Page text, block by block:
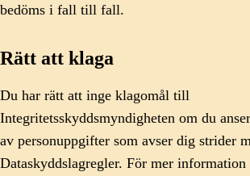
bedöms i fall till fall.
Rätt att klaga
Du har rätt att inge klagomål till
Integritetsskyddsmyndigheten om du
av personuppgifter som avser dig strider
Dataskyddslagregler. För mer information